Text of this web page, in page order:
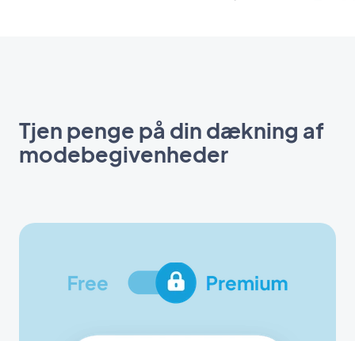
Tjen penge på din dækning af
modebegivenheder